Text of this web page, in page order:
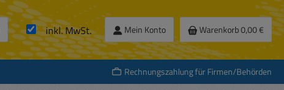
inkl. MwSt. Mein Konto Warenkorb0,00 €
Rechnungszahlung für Firmen/Behörden